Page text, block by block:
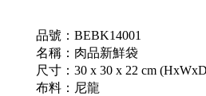
品號：BEBK14001
名稱：肉品新鮮袋
尺寸：30 x 30 x 22 cm
布料：尼龍